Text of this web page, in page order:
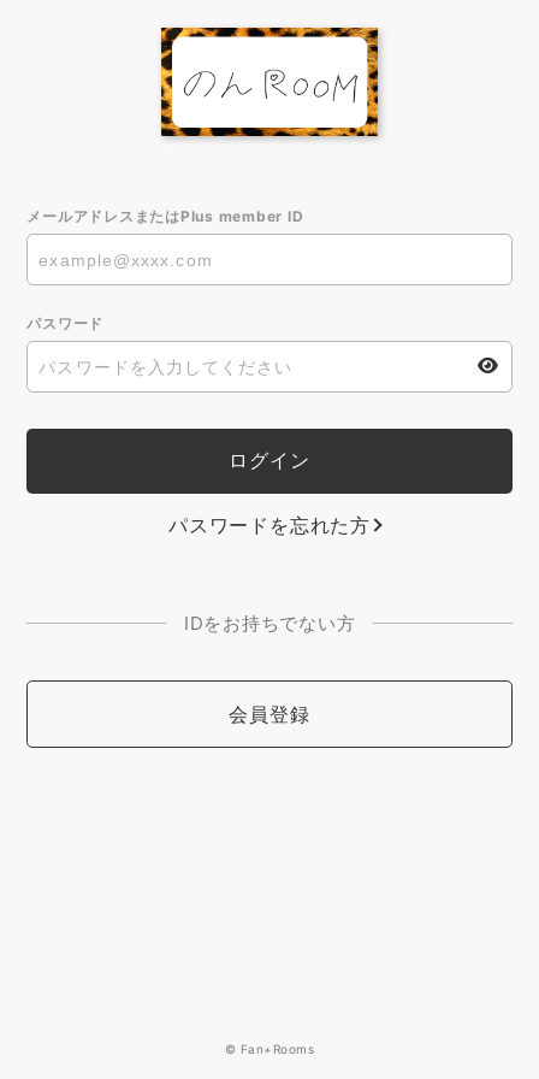
メールアドレスまたはPlus member ID
パスワード
パスワードを忘れた方
IDをお持ちでない方
会員登録
© Fan+Rooms